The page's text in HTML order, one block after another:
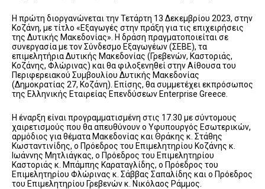
Η πρώτη διοργανώνεται την Τετάρτη 13 Δεκεμβρίου 2023, στην
Κοζάνη, με τίτλο «Εξαγωγές στην πράξη για τις επιχειρήσεις
της Δυτικής Μακεδονίας». Η δράση πραγματοποιείται σε
συνεργασία με τον Σύνδεσμο Εξαγωγέων (ΣΕΒΕ), τα
επιμελητήρια Δυτικής Μακεδονίας (Γρεβενών, Καστοριάς,
Κοζάνης, Φλώρινας) και θα φιλοξενηθεί στην Αίθουσα του
Περιφερειακού Συμβουλίου Δυτικής Μακεδονίας
(Δημοκρατίας 27, Κοζάνη). Επίσης, θα συμμετέχει εκπρόσωπος
της Ελληνικής Εταιρείας Επενδύσεων Enterprise Greece.
Η έναρξη είναι προγραμματισμένη στις 17.30 με σύντομους
χαιρετισμούς που θα απευθύνουν ο Υφυπουργός Εσωτερικών,
αρμόδιος για θέματα Μακεδονίας και Θράκης κ. Στάθης
Κωσταντινίδης, ο Πρόεδρος του Επιμελητηρίου Κοζάνης κ.
Ιωάννης Μητλιάγκας, ο Πρόεδρος του Επιμελητηρίου
Καστοριάς κ. Μπάμπης Καραταγλίδης, ο Πρόεδρος του
Επιμελητηρίου Φλώρινας κ. Σάββας Σαπαλίδης και ο Πρόεδρος
του Επιμελητηρίου Γρεβενών κ. Νικόλαος Ράμμος.